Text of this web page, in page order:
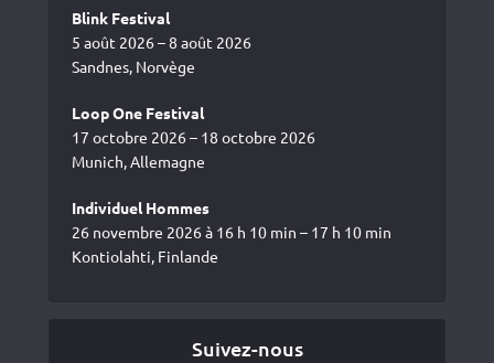
Blink Festival
5 août 2026 – 8 août 2026
Sandnes, Norvège
Loop One Festival
17 octobre 2026 – 18 octobre 2026
Munich, Allemagne
Individuel Hommes
26 novembre 2026 à 16 h 10 min – 17 h 10 min
Kontiolahti, Finlande
Suivez-nous